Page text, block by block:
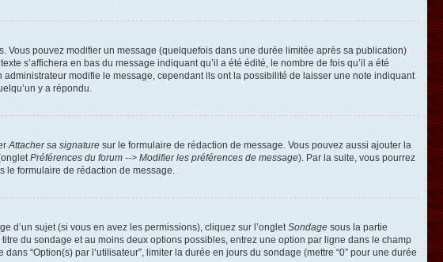
Vous pouvez modifier un message (quelquefois dans une durée limitée après sa publication)
s’affichera en bas du message indiquant qu’il a été édité, le nombre de fois qu’il a été
modifie le message, cependant ils ont la possibilité de laisser une note indiquant
y a répondu.
Attacher sa signature sur le formulaire de rédaction de message. Vous pouvez aussi ajouter la
Préférences du forum --> Modifier les préférences de message). Par la suite, vous pourrez
le formulaire de rédaction de message.
d’un sujet (si vous en avez les permissions), cliquez sur l’onglet Sondage sous la partie
du sondage et au moins deux options possibles, entrez une option par ligne dans le champ
“Option(s) par l’utilisateur”, limiter la durée en jours du sondage (mettre “0” pour une durée